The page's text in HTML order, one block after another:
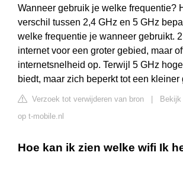
Wanneer gebruik je welke frequentie?
verschil tussen 2,4 GHz en 5 GHz
welke frequentie je wanneer gebruikt.
internet voor een groter gebied, maar
internetsnelheid op. Terwijl 5 GHz
biedt, maar zich beperkt tot een kleiner
Verzoek tot verwijderen van bron
Bekijk
op t-mobile.nl
Hoe kan ik zien welke wifi Ik